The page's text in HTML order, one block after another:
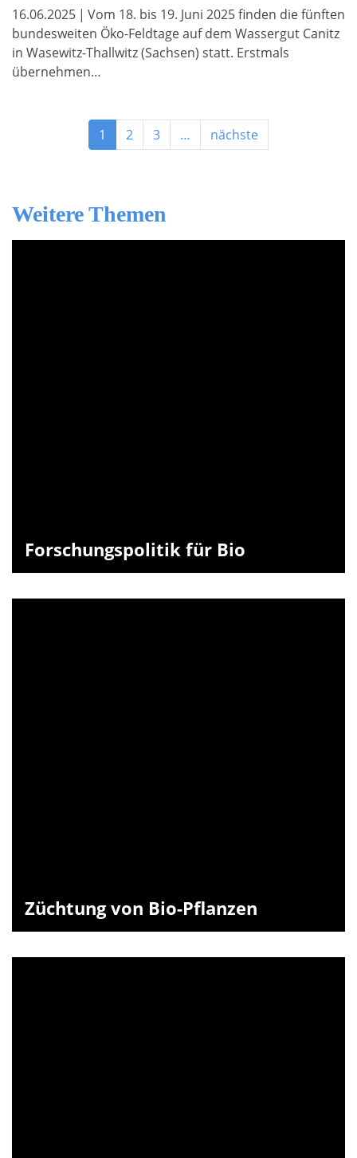
16.06.2025 | Vom 18. bis 19. Juni 2025 finden die fünften
bundesweiten Öko-Feldtage auf dem Wassergut Canitz
in Wasewitz-Thallwitz (Sachsen) statt. Erstmals
übernehmen…
1 2 3 … nächste
Weitere Themen
Forschungspolitik für Bio
Züchtung von Bio-Pflanzen